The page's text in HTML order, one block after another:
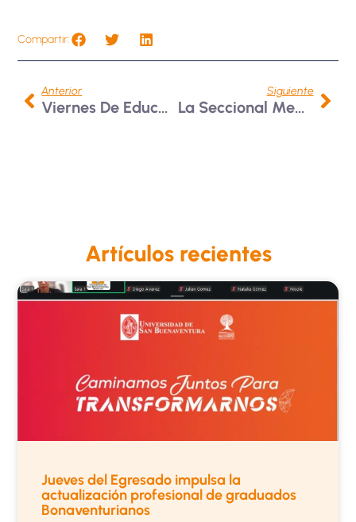
Compartir:
Anterior
Viernes De Educación, Creación Y Actualización De Libre Acceso
Siguiente
La Seccional Medellín Suscribe Convenio Internacional Con Global University, S.C.
Artículos recientes
Jueves del Egresado impulsa la
actualización profesional de graduados
Bonaventurianos